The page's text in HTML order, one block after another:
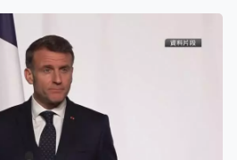
黨，又稱對自己的多元化內閣感
內閣大臣發聲支持他。英國廣播
近日瀕臨下台，但在多名內閣成
。